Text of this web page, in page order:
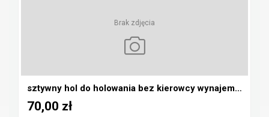
Brak zdjęcia
sztywny hol do holowania bez kierowcy wynajem 99 z...
70,00 zł